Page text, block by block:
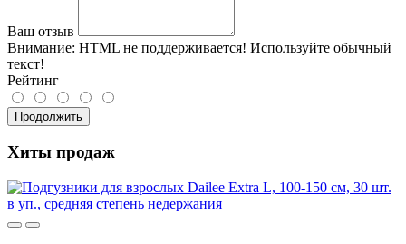
Ваш отзыв
Внимание: HTML не поддерживается! Используйте обычный
текст!
Рейтинг
Продолжить
Хиты продаж